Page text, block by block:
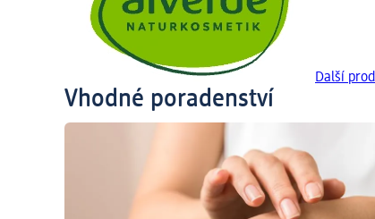
Další
Vhodné poradenství